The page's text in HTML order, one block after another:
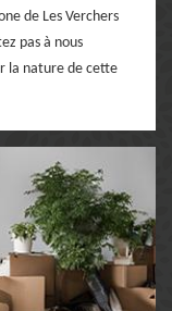
de Les Verchers
pas à nous
la nature de cette